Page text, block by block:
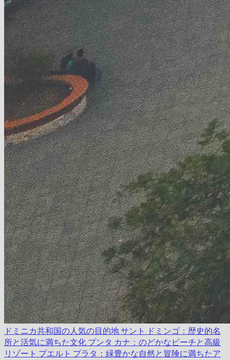
ドミニカ共和国の人気の目的地サント ドミンゴ：歴史的名
所と活気に満ちた文化 プンタ カナ：のどかなビーチと高級
リゾート プエルト プラタ：緑豊かな自然と冒険に満ちたア